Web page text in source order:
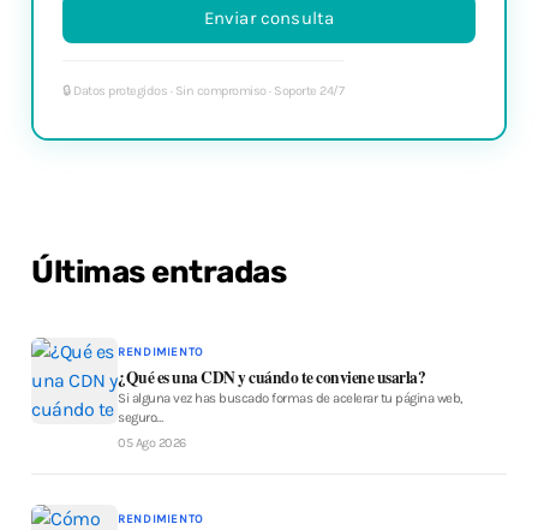
Últimas entradas
RENDIMIENTO
¿Qué es una CDN y cuándo te conviene usarla?
Si alguna vez has buscado formas de acelerar tu página web,
seguro…
05 Ago 2026
RENDIMIENTO